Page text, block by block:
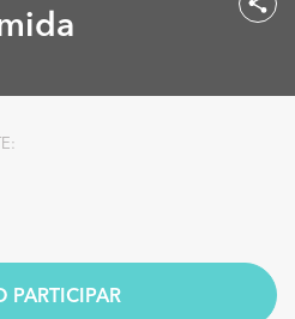
PARTICIPAR